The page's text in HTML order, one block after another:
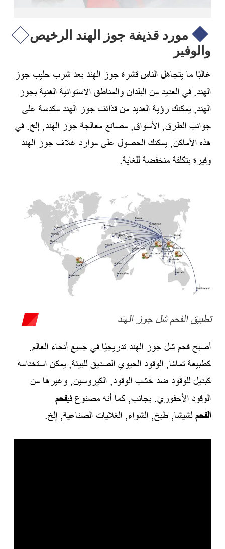
مورد قذيفة جوز الهند الرخيص
والوفير
غالبًا ما يتجاهل الناس قشرة جوز الهند بعد شرب حليب جوز
الهند. في العديد من البلدان والمناطق الاستوائية الغنية بجوز
الهند, يمكنك رؤية العديد من قذائف جوز الهند مكدسة على
جوانب الطرق, الأسواق, مصانع معالجة جوز الهند, إلخ. في
هذه الأماكن, يمكنك الحصول على موارد غلاف جوز الهند
وفيرة بتكلفة منخفضة للغاية.
تطبيق الفحم شل جوز الهند
أصبح فحم شل جوز الهند تدريجيًا في جميع أنحاء العالم.
كطبيعة تمامًا, الوقود الحيوي الصديق للبيئة, يمكن استخدامه
كبديل للوقود ضد خشب الوقود, الكيروسين, وغيرها من
الوقود الأحفوري. بجانب, كما أنه مصنوع فيفحم
الفحم لشيشا, طبخ, الشواء, الغلايات الصناعية, إلخ.